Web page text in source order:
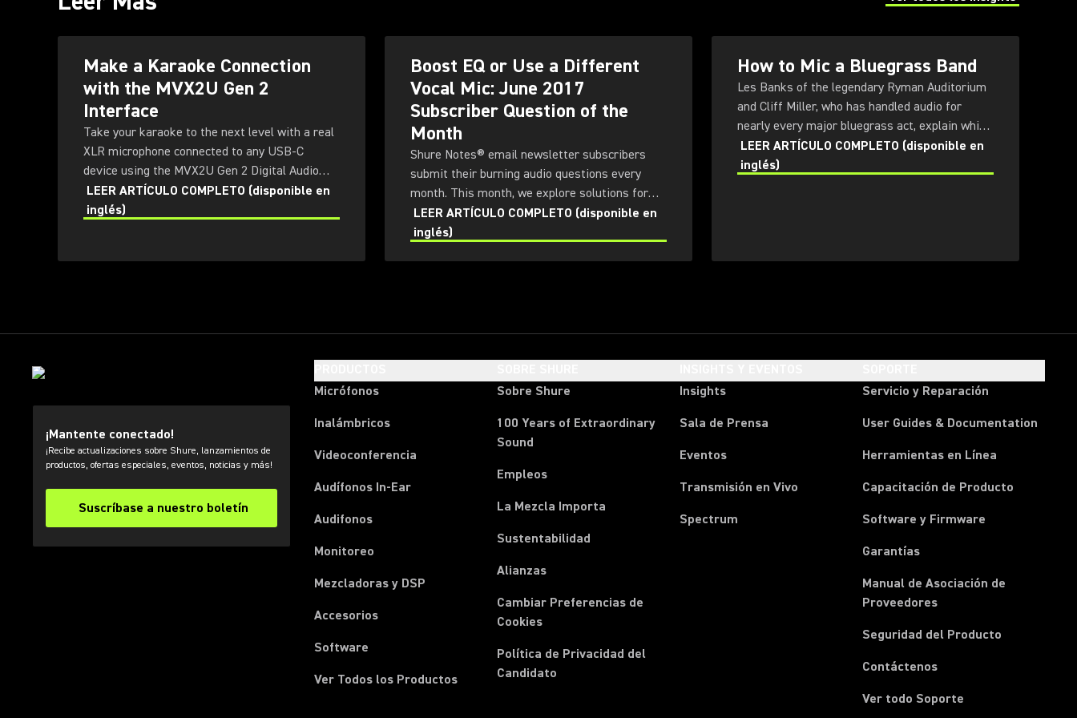
(Opens in a new tab)
Make a Karaoke Connection
with the MVX2U Gen 2
Interface
Take your karaoke to the next level with a real
XLR microphone connected to any USB-C
device using the MVX2U Gen 2 Digital Audio
Interface.
LEER ARTÍCULO COMPLETO (disponible en
inglés)
Boost EQ or Use a Different
Vocal Mic: June 2017
Subscriber Question of the
Month
Shure Notes® email newsletter subscribers
submit their burning audio questions every
month. This month, we explore solutions for
great vocals that don't quite cut through the
mix.
LEER ARTÍCULO COMPLETO (disponible en
inglés)
How to Mic a Bluegrass Band
Les Banks of the legendary Ryman Auditorium
and Cliff Miller, who has handled audio for
nearly every major bluegrass act, explain which
mics and techniques deliver that pure acoustic
sound from the stage to the audience.
LEER ARTÍCULO COMPLETO (disponible en
inglés)
¡Mantente conectado!
¡Recibe actualizaciones sobre Shure, lanzamientos de
productos, ofertas especiales, eventos, noticias y más!
Suscríbase a nuestro boletín
Micrófonos
Inalámbricos
Videoconferencia
Audífonos In-Ear
Audifonos
Monitoreo
Mezcladoras y DSP
Accesorios
Software
Ver Todos los Productos
Sobre Shure
100 Years of Extraordinary
Sound
Empleos
La Mezcla Importa
Sustentabilidad
Alianzas
Cambiar Preferencias de
Cookies
Política de Privacidad del
Candidato
Insights
Sala de Prensa
Eventos
Transmisión en Vivo
Spectrum
Servicio y Reparación
User Guides & Documentation
Herramientas en Línea
Capacitación de Producto
Software y Firmware
Garantías
Manual de Asociación de
Proveedores(Opens in a new tab)
Seguridad del Producto
Contáctenos(Opens in a new tab)
Ver todo Soporte